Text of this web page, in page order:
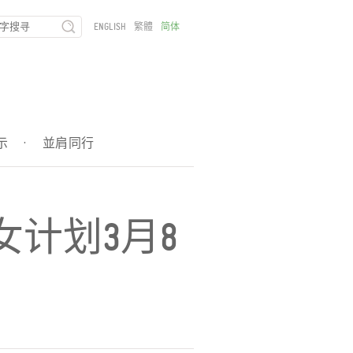
· 並肩同行
ENGLISH 繁體 简体
计划3月8